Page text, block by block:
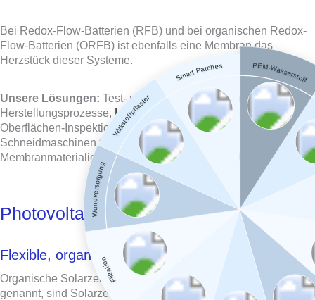
PEM-Wasserstoff
Filtration
Wundversorgung
Wirkstoffpflaster
Smart Patches
Bei Redox-Flow-Batterien (RFB) und bei organischen Redox-
Flow-Batterien (ORFB) ist ebenfalls eine Membran das
Herzstück dieser Systeme.
Unsere Lösungen: Test- und Pilotmaschinen für alle
Herstellungsprozesse, Loop-Coater , Maschinen zur inline
Oberflächen-Inspektion bei der Membranherstellung,
Schneidmaschinen für besonders dünne und poröse
Membranmaterialien,
Retrofitsund Maschinen-Upgrades.
Photovoltaik
Flexible, organische Solarmodule
Organische Solarzellen, auch Organic Photovoltaics (OPV)
genannt, sind Solarzellen, die aus organischen Materialien wie